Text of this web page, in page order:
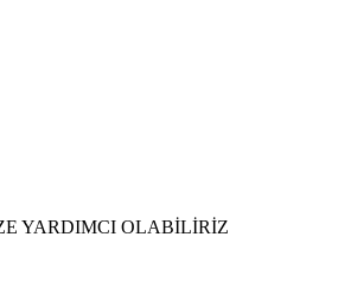
YARDIMCI OLABİLİRİZ